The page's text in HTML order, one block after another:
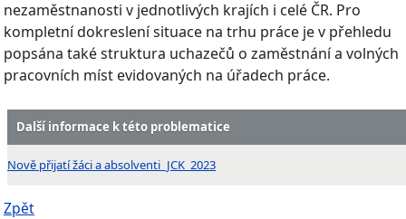
nezaměstnanosti v jednotlivých krajích i celé ČR. Pro
kompletní dokreslení situace na trhu práce je v přehledu
popsána také struktura uchazečů o zaměstnání a volných
pracovních míst evidovaných na úřadech práce.
Další informace k této problematice
Nově přijatí žáci a absolventi_JCK_2023
Zpět